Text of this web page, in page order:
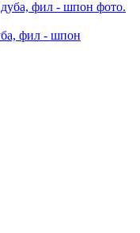
фил - шпон